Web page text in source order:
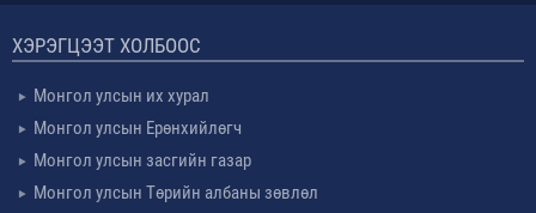
ХЭРЭГЦЭЭТ ХОЛБООС
Монгол улсын их хурал
Монгол улсын Ерөнхийлөгч
Монгол улсын засгийн газар
Монгол улсын Төрийн албаны зөвлөл